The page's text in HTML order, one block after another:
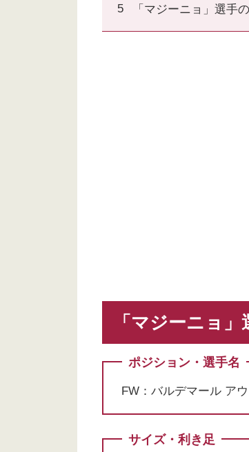
「マジーニョ」選手
「マジーニョ
ポジション・選手名
FW：バルデマール ア
サイズ・利き足